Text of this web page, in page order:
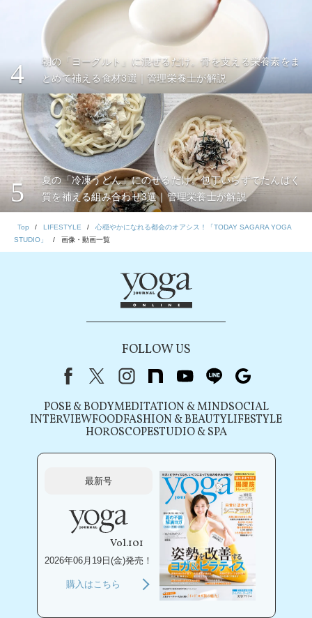
4
朝の「ヨーグルト」に混ぜるだけ。骨を支える栄養素をま
とめて補える食材3選｜管理栄養士が解説
5
夏の「冷凍うどん」にのせるだけ。包丁いらずでたんぱく
質を補える組み合わせ3選｜管理栄養士が解説
Top LIFESTYLE
心穏やかになれる都会のオアシス！「TODAY SAGARA YOGA
STUDIO」
画像・動画一覧
FOLLOW US
FacebookX（旧Twitter）
instagram
note youtubeline
POSE & BODYMEDITATION & MINDSOCIAL
INTERVIEWFOODFASHION & BEAUTYLIFESTYLE
HOROSCOPESTUDIO & SPA
最新号
Vol.101
2026年06月19日(金)発売！
購入はこちら